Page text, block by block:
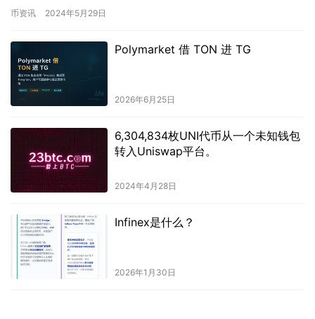
牛市顶部的一半。比特币长期持有者…
币资讯 2024年5月29日
Polymarket 借 TON 进 TG
2026年6月25日
6,304,834枚UNI代币从一个未知钱包
转入Uniswap平台。
2024年4月28日
Infinex是什么？
2026年1月30日